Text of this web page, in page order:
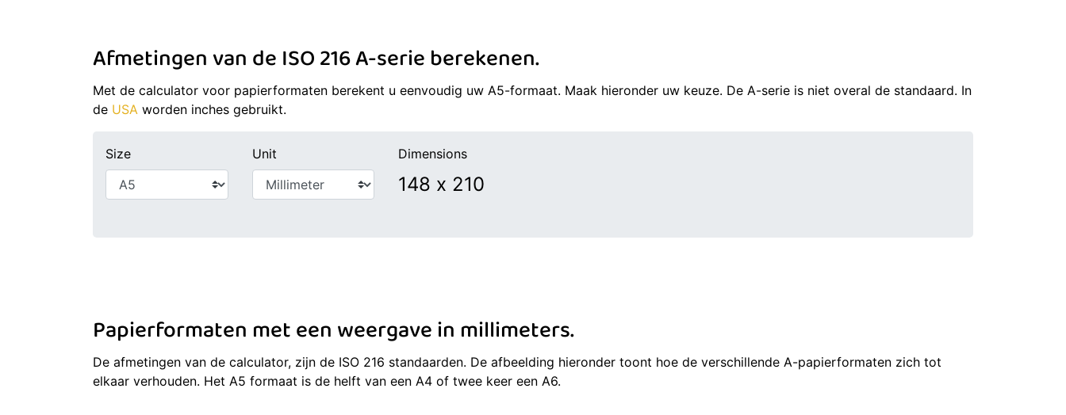
Afmetingen van de ISO 216 A-serie berekenen.
Met de calculator voor papierformaten berekent u eenvoudig uw A5-formaat. Maak hieronder uw keuze. De A-serie is niet overal de standaard. In
de USA worden inches gebruikt.
Size Unit Dimensions
Papierformaten met een weergave in millimeters.
De afmetingen van de calculator, zijn de ISO 216 standaarden. De afbeelding hieronder toont hoe de verschillende A-papierformaten zich tot
elkaar verhouden. Het A5 formaat is de helft van een A4 of twee keer een A6.